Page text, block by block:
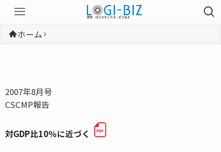
ホーム
2007年8月号
CSCMP報告
対GDP比10％に近づく